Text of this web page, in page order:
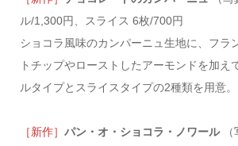
ル/1,300円、スライス 6枚/700円
ショコラ風味のカンパーニュ生地に、フラ
トチップやローストしたアーモンドを加え
ルタイプとスライスタイプの2種類を用意。
［新作］ パン・オ・ショコラ・ノワール（